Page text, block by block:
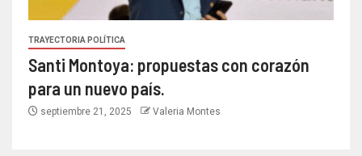
TRAYECTORIA POLÍTICA
Santi Montoya: propuestas con corazón
para un nuevo país.
septiembre 21, 2025 Valeria Montes